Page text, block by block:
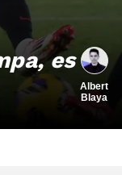
es
Albert
Blaya